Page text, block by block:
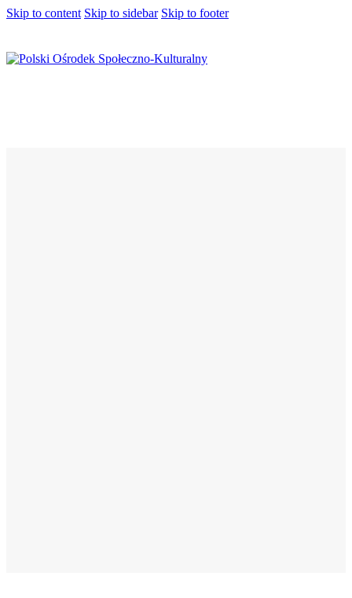
Skip to content Skip to sidebar Skip to footer